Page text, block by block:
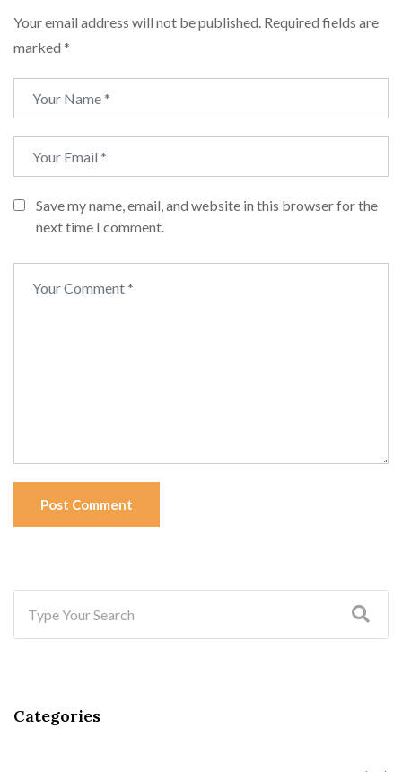
Your email address will not be published. Required fields are
marked *
Save my name, email, and website in this browser for the
next time I comment.
Post Comment
Categories